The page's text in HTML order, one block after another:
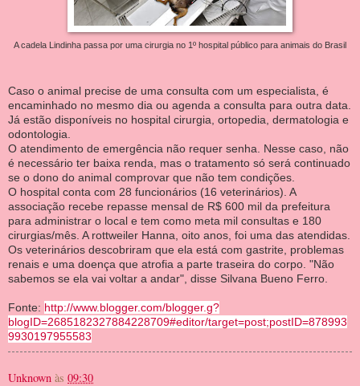
A cadela Lindinha passa por uma cirurgia no 1º hospital público para animais do Brasil
Caso o animal precise de uma consulta com um especialista, é
encaminhado no mesmo dia ou agenda a consulta para outra data.
Já estão disponíveis no hospital cirurgia, ortopedia, dermatologia e
odontologia.
O atendimento de emergência não requer senha. Nesse caso, não
é necessário ter baixa renda, mas o tratamento só será continuado
se o dono do animal comprovar que não tem condições.
O hospital conta com 28 funcionários (16 veterinários). A
associação recebe repasse mensal de R$ 600 mil da prefeitura
para administrar o local e tem como meta mil consultas e 180
cirurgias/mês. A rottweiler Hanna, oito anos, foi uma das atendidas.
Os veterinários descobriram que ela está com gastrite, problemas
renais e uma doença que atrofia a parte traseira do corpo. "Não
sabemos se ela vai voltar a andar", disse Silvana Bueno Ferro.
Fonte: http://www.blogger.com/blogger.g?
blogID=2685182327884228709#editor/target=post;postID=878993
9930197955583
Unknown às 09:30